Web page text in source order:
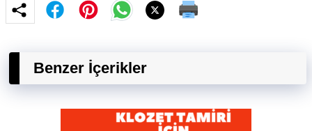
Benzer İçerikler